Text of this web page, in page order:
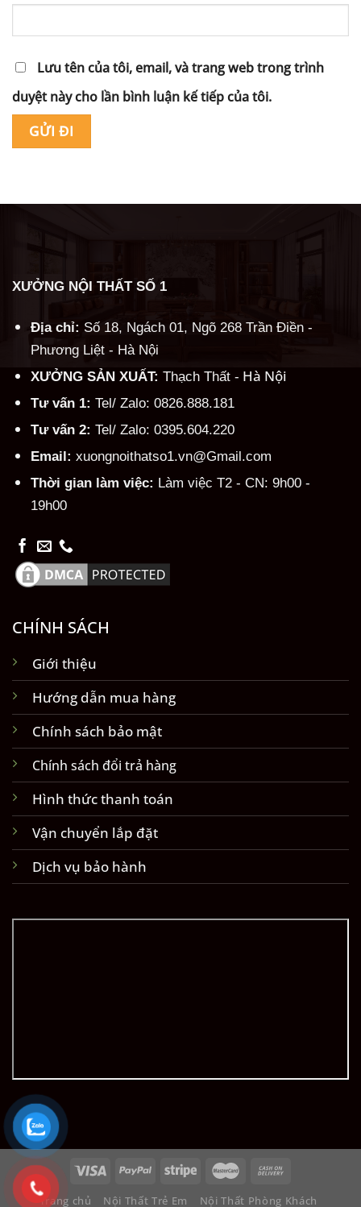
Lưu tên của tôi, email, và trang web trong trình
duyệt này cho lần bình luận kế tiếp của tôi.
XƯỞNG NỘI THẤT SỐ 1
Địa chỉ: Số 18, Ngách 01, Ngõ 268 Trần Điền -
Phương Liệt - Hà Nội
XƯỞNG SẢN XUẤT: Thạch Thất - Hà Nội
Tư vấn 1: Tel/ Zalo: 0826.888.181
Tư vấn 2: Tel/ Zalo: 0395.604.220
Email: xuongnoithatso1.vn@Gmail.com
Thời gian làm việc: Làm việc T2 - CN: 9h00 -
19h00
CHÍNH SÁCH
Giới thiệu
Hướng dẫn mua hàng
Chính sách bảo mật
Chính sách đổi trả hàng
Hình thức thanh toán
Vận chuyển lắp đặt
Dịch vụ bảo hành
Trang chủ Nội Thất Trẻ Em
Nội Thất Phòng Khách